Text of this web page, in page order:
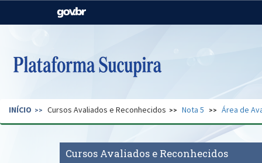
Casa Civil
Pecuária e Abastecimento
Secretaria de Governo Gabinete de Segurança
INÍCIO Cursos Avaliados e Reconhecidos Nota 5 Área de
Cursos Avaliados e Reconhecidos